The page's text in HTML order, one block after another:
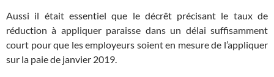
Aussi il était essentiel que le décrêt précisant le taux de
réduction à appliquer paraisse dans un délai suffisamment
court pour que les employeurs soient en mesure de l’appliquer
sur la paie de janvier 2019.